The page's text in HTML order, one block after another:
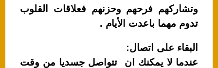
وتشاركهم فرحهم وحزنهم فعلاقات القلوب
تدوم مهما باعدت الأيام .
البقاء على اتصال:
عندما لا يمكنك ان تتواصل جسديا من وقت